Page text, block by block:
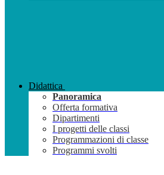
Didattica
Panoramica
Offerta formativa
Dipartimenti
I progetti delle classi
Programmazioni di classe
Programmi svolti